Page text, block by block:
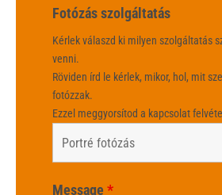
Fotózás szolgáltatás
Kérlek válaszd ki milyen szolgáltatás
venni.
Röviden írd le kérlek, mikor, hol, mit
fotózzak.
Ezzel meggyorsítod a kapcsolat
Message *